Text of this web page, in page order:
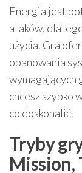
Energia jest
ataków,
użycia. Gra
opanowania
wymagających
chcesz szybko
co doskonalić.
Tryby
Mission,